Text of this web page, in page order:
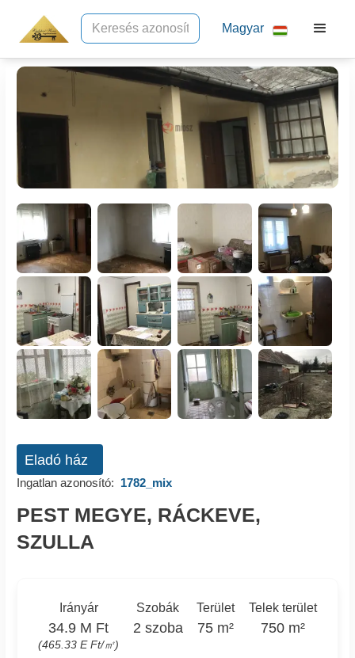
Magyar
Eladó ház
Ingatlan azonosító: 1782_mix
PEST MEGYE, RÁCKEVE,
SZULLA
Irányár
34.9 M Ft
(465.33 E Ft/㎡)
Szobák
2 szoba
Terület
75 m²
Telek terület
750 m²